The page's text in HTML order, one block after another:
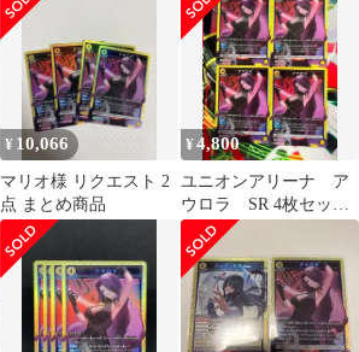
まとめ売り
¥ 10,066
マリオ様 リクエスト 2
点 まとめ商品
¥4,800
ユニオンアリーナ ア
ウロラ SR 4枚セット
陰の実力者になりたく
て！